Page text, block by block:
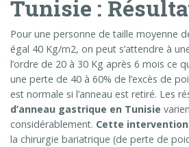
Tunisie :
Pour une personne de taille moyenne
égal 40 Kg/m2, on peut s’attendre à
l’ordre de 20 à 30 Kg après 6 mois ce
une perte de 40 à 60% de l’excès de
est normale si l’anneau est retiré. Les
d’anneau gastrique en Tunisie
considérablement. Cette intervention
la chirurgie bariatrique (de perte de